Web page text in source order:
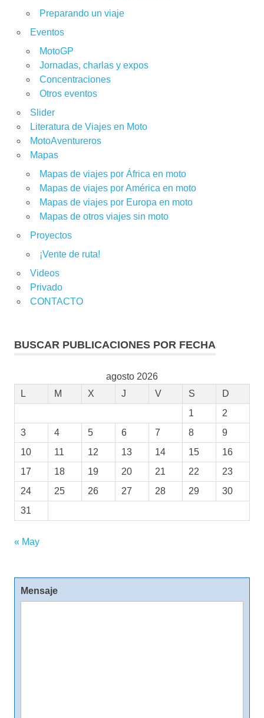
Preparando un viaje
Eventos
MotoGP
Jornadas, charlas y expos
Concentraciones
Otros eventos
Slider
Literatura de Viajes en Moto
MotoAventureros
Mapas
Mapas de viajes por África en moto
Mapas de viajes por América en moto
Mapas de viajes por Europa en moto
Mapas de otros viajes sin moto
Proyectos
¡Vente de ruta!
Videos
Privado
CONTACTO
BUSCAR PUBLICACIONES POR FECHA
agosto 2026
L
M X J V S
D
1
2
3
4 5 6 7 8
9
10
11 12 13 14 15
16
17
18 19 20 21 22
23
24
25 26 27 28 29
30
31
« May
Mensaje